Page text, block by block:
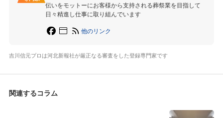
伝いをモットーにお客様から支持される葬祭業を目指して
日々精進し仕事に取り組んでいます
他のリンク
吉川信元プロは河北新報社が厳正なる審査をした登録専門家です
関連するコラム